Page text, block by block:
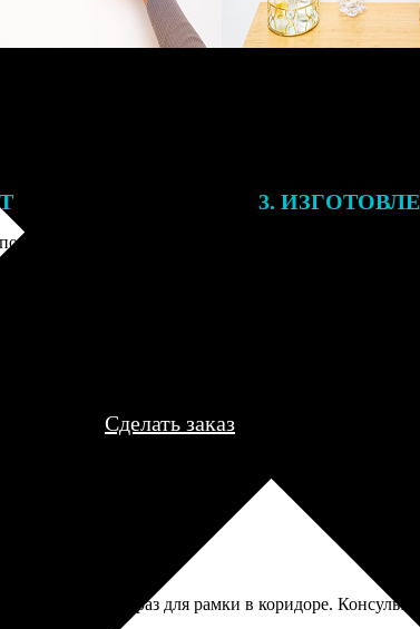
заказа к печати
могут связаться с Вами
телефону или email для
деталей.
3.
Оплатите заказ
оплаты получите
описанием заказа.
Сделать заказ
атмосферно, как раз для рамки в коридоре.